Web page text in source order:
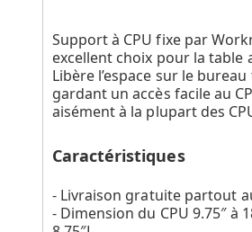
Support à CPU fixe par
excellent choix pour la table
Libère l’espace sur le
gardant un accès facile au
aisément à la plupart des
Caractéristiques
- Livraison gratuite partout
- Dimension du CPU 9.75″ à